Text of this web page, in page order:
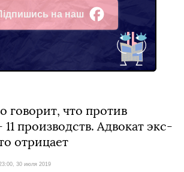
на наш
Facebook
говорит, что против
производств. Адвокат экс-
отрицает
30 июля 2019